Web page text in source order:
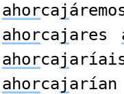
ahorcaj
ahorcajares
ahorcaj
ahorcajarían